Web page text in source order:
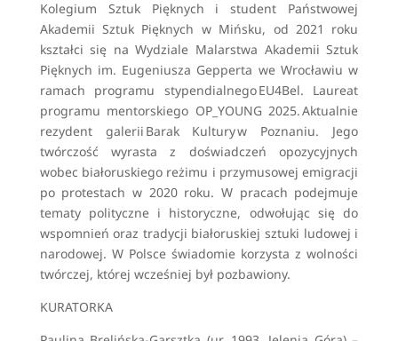
Kolegium Sztuk Pięknych i student Państwowej
Akademii Sztuk Pięknych w Mińsku, od 2021 roku
kształci się na Wydziale Malarstwa Akademii Sztuk
Pięknych im. Eugeniusza Gepperta we Wrocławiu w
ramach programu stypendialnego EU4Bel. Laureat
programu mentorskiego OP_YOUNG 2025. Aktualnie
rezydent galerii Barak Kultury w Poznaniu. Jego
twórczość wyrasta z doświadczeń opozycyjnych
wobec białoruskiego reżimu i przymusowej emigracji
po protestach w 2020 roku. W pracach podejmuje
tematy polityczne i historyczne, odwołując się do
wspomnień oraz tradycji białoruskiej sztuki ludowej i
narodowej. W Polsce świadomie korzysta z wolności
twórczej, której wcześniej był pozbawiony.
KURATORKA